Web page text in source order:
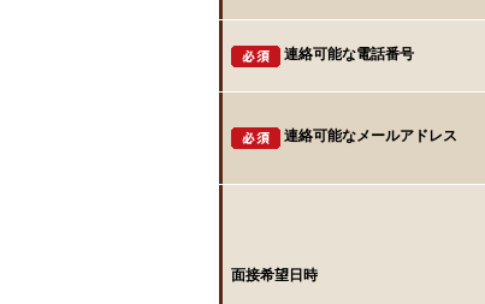
連絡可能な電話番号
連絡可能なメールアドレス
面接希望日時